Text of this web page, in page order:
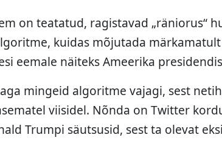
on teatatud, ragistavad „räniorus“
kuidas mõjutada
eemale näiteks Ameerika
mingeid algoritme vajagi, sest
viisidel. Nõnda on Twitter
Trumpi säutsusid, sest ta olevat